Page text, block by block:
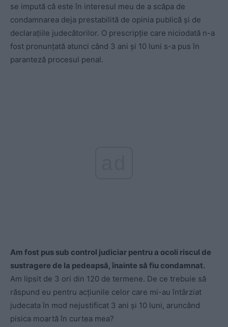
se impută că este în interesul meu de a scăpa de
condamnarea deja prestabilită de opinia publică și de
declarațiile judecătorilor. O prescripție care niciodată n-a
fost pronunțată atunci când 3 ani și 10 luni s-a pus în
paranteză procesul penal.
Am fost pus sub control judiciar pentru a ocoli riscul de
sustragere de la pedeapsă, înainte să fiu condamnat.
Am lipsit de 3 ori din 120 de termene. De ce trebuie să
răspund eu pentru acțiunile celor care mi-au întârziat
judecata în mod nejustificat 3 ani și 10 luni, aruncând
pisica moartă în curtea mea?